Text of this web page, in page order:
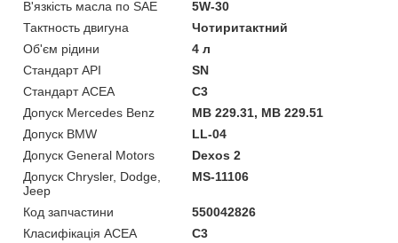
В'язкість масла по SAE
5W-30
Тактность двигуна
Чотиритактний
Об'єм рідини
4 л
Стандарт API
SN
Стандарт ACEA
C3
Допуск Mercedes Benz
MB 229.31, MB 229.51
Допуск BMW
LL-04
Допуск General Motors
Dexos 2
Допуск Chrysler, Dodge,
Jeep
MS-11106
Код запчастини
550042826
Класифікація ACEA
C3